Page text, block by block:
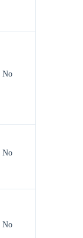
No
No
No